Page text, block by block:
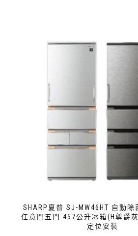
SHARP夏普 SJ-MW46HT 自動除
任意門五門 457公升冰箱(H尊爵
定位安裝